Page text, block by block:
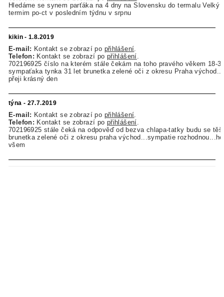
Hledáme se synem parťáka na 4 dny na Slovensku do termalu Velký
termim po-ct v posledním týdnu v srpnu
kikin - 1.8.2019
E-mail: Kontakt se zobrazí po přihlášení
Telefon: Kontakt se zobrazí po přihlášení
702196925 číslo na kterém stále čekám na toho pravého věkem 18-
sympaťaka tynka 31 let brunetka zelené oči z okresu Praha
přeji krásný den
týna - 27.7.2019
E-mail: Kontakt se zobrazí po přihlášení
Telefon: Kontakt se zobrazí po přihlášení
702196925 stále čeká na odpověď od bezva chlapa-tatky budu se
brunetka zelené oči z okresu praha východ...sympatie
všem